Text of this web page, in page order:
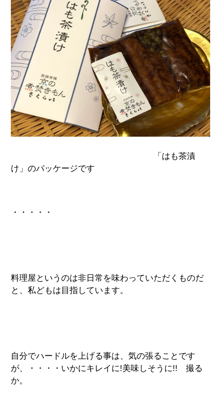
「はも茶漬
け」のパッケージです
・・・・・
料理屋というのは非日常を味わっていただくものだ
と、私どもは目指しています。
自分でハードルを上げる事は、気の張ることです
が、・・・・いかにキレイに!美味しそうに!! 撮る
か。